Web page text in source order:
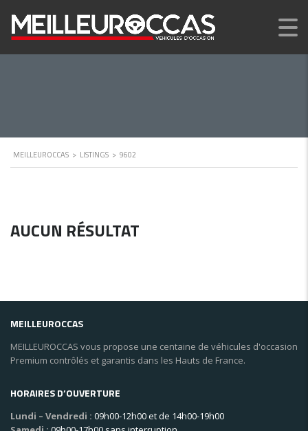
MEILLEUROCCAS > LISTINGS > 9602
AUCUN RÉSULTAT
MEILLEUROCCAS
MEILLEUROCCAS vous propose une centaine de véhicules d'occasion
Premium contrôlés et garantis dans les Hauts de France.
HORAIRES D’OUVERTURE
Lundi – Vendredi : 09h00-12h00 et de 14h00-19h00